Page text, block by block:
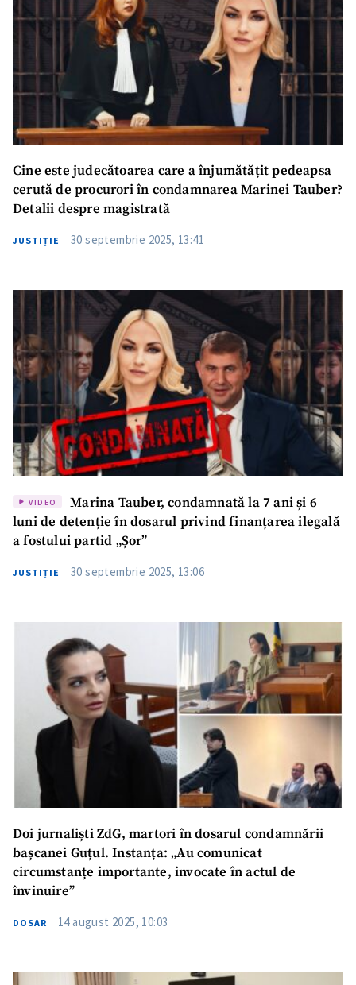
Cine este judecătoarea care a înjumătățit pedeapsa
cerută de procurori în condamnarea Marinei Tauber?
Detalii despre magistrată
JUSTIȚIE 30 septembrie 2025, 13:41
VIDEO
Marina Tauber, condamnată la 7 ani și 6
luni de detenție în dosarul privind finanțarea ilegală
a fostului partid „Șor”
JUSTIȚIE 30 septembrie 2025, 13:06
Doi jurnaliști ZdG, martori în dosarul condamnării
bașcanei Guțul. Instanța: „Au comunicat
circumstanțe importante, invocate în actul de
învinuire”
DOSAR 14 august 2025, 10:03